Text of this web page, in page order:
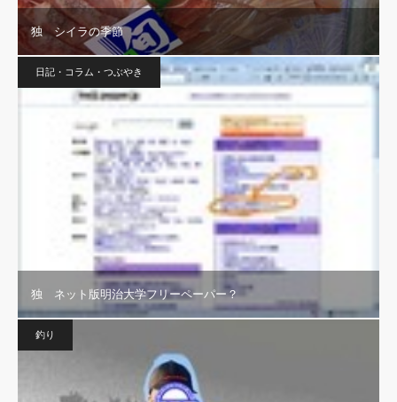
独 シイラの季節
日記・コラム・つぶやき
独 ネット版明治大学フリーペーパー？
釣り